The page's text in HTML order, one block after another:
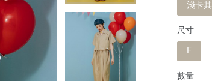
淺卡其
尺寸
F
數量